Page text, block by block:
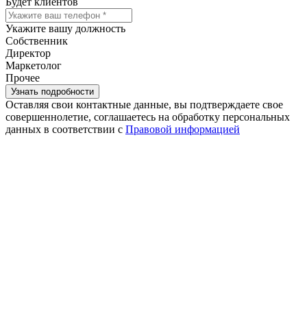
Укажите вашу должность
Собственник
Директор
Маркетолог
Прочее
Оставляя свои контактные данные, вы подтверждаете свое
совершеннолетие, соглашаетесь на обработку персональных
данных в соответствии с Правовой информацией